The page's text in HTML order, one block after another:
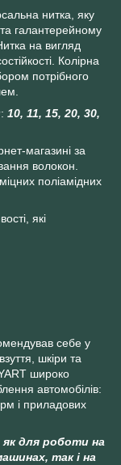
нитка, яку
галантерейному
на вигляд
Колірна
потрібного
: 10, 11, 15, 20, 30,
магазині за
волокон.
поліамідних
які
себе у
шкіри та
широко
автомобілів:
і приладових
для роботи на
так і на